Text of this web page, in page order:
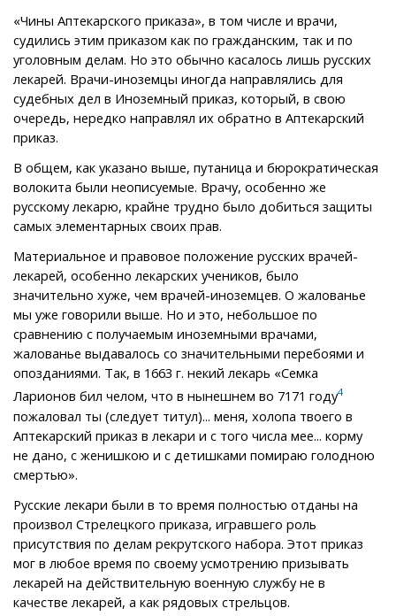
«Чины Аптекарского приказа», в том числе и врачи,
судились этим приказом как по гражданским, так и по
уголовным делам. Но это обычно касалось лишь русских
лекарей. Врачи-иноземцы иногда направлялись для
судебных дел в Иноземный приказ, который, в свою
очередь, нередко направлял их обратно в Аптекарский
приказ.
В общем, как указано выше, путаница и бюрократическая
волокита были неописуемые. Врачу, особенно же
русскому лекарю, крайне трудно было добиться защиты
самых элементарных своих прав.
Материальное и правовое положение русских врачей-
лекарей, особенно лекарских учеников, было
значительно хуже, чем врачей-иноземцев. О жалованье
мы уже говорили выше. Но и это, небольшое по
сравнению с получаемым иноземными врачами,
жалованье выдавалось со значительными перебоями и
опозданиями. Так, в 1663 г. некий лекарь «Семка
Ларионов бил челом, что в нынешнем во 7171 году4
пожаловал ты (следует титул)... меня, холопа твоего в
Аптекарский приказ в лекари и с того числа мее... корму
не дано, с женишкою и с детишками помираю голодною
смертью».
Русские лекари были в то время полностью отданы на
произвол Стрелецкого приказа, игравшего роль
присутствия по делам рекрутского набора. Этот приказ
мог в любое время по своему усмотрению призывать
лекарей на действительную военную службу не в
качестве лекарей, а как рядовых стрельцов.